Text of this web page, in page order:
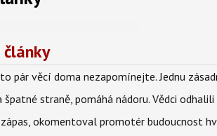
články
pár věcí doma nezapomínejte. Jednu
špatné straně, pomáhá nádoru. Vědci
okomentoval promotér budoucnost